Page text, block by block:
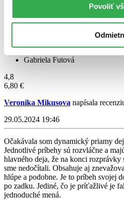
Povoliť
Gabriela Futová
4,8
6,80 €
Veronika Mikusova napísala
29.05.2024 19:46
Očakávala som dynamický priamy
Jednotlivé príbehy sú rozvláčne a
hlavného deja, že na konci
sme nedočítali. Obsahuje aj
hlúpe a podobne. Je to príbeh svojej
po zadku. Jediné, čo je príťažlivé je
jednoduché mená.